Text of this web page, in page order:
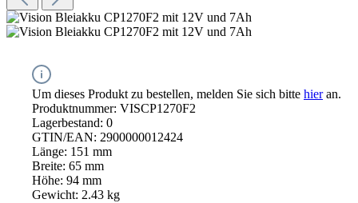
Um dieses Produkt zu bestellen, melden Sie sich bitte hieran.
Produktnummer: VISCP1270F2
Lagerbestand: 0
GTIN/EAN: 2900000012424
Länge: 151 mm
Breite: 65 mm
Höhe: 94 mm
Gewicht: 2.43 kg